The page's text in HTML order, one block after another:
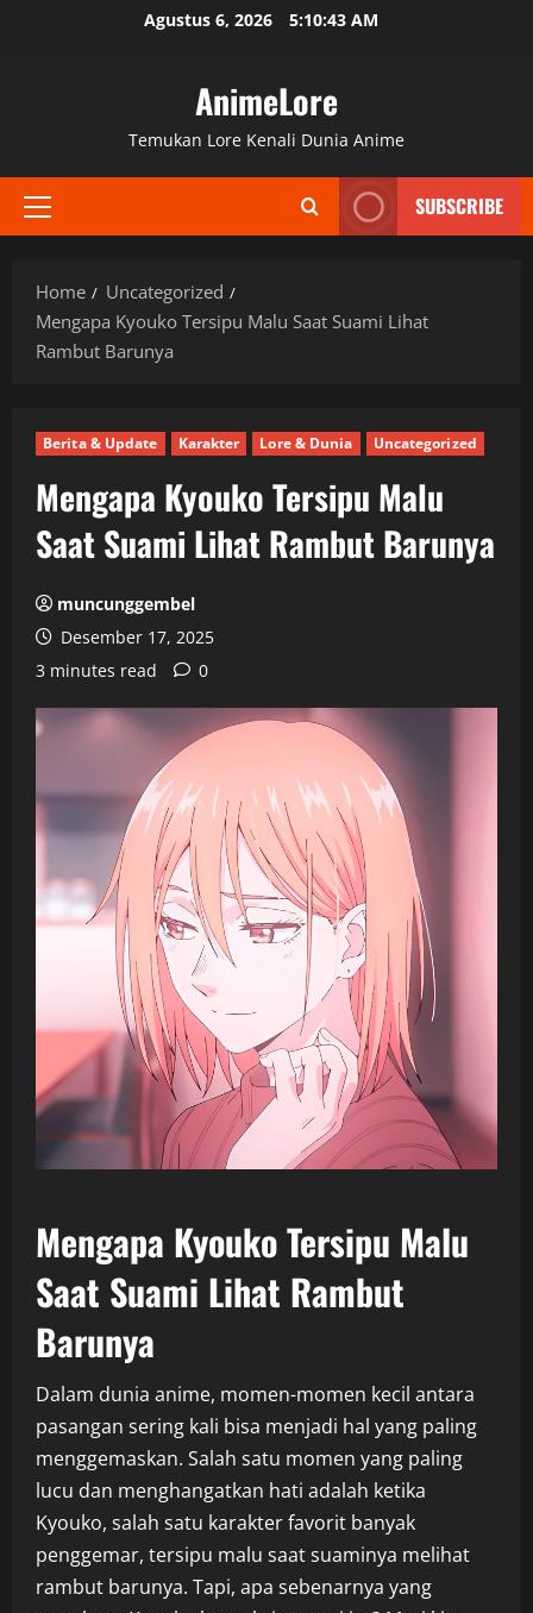
Agustus 6, 2026 5:10:44 AM
AnimeLore
Temukan Lore Kenali Dunia Anime
Primary
SUBSCRIBE
Home
Uncategorized
Mengapa Kyouko Tersipu Malu Saat Suami Lihat
Rambut Barunya
Berita & Update Karakter Lore & Dunia Uncategorized
Mengapa Kyouko Tersipu Malu
Saat Suami Lihat Rambut Barunya
muncunggembel
Desember 17, 2025
3 minutes read
0
Mengapa Kyouko Tersipu Malu
Saat Suami Lihat Rambut
Barunya
Dalam dunia anime, momen-momen kecil antara
pasangan sering kali bisa menjadi hal yang paling
menggemaskan. Salah satu momen yang paling
lucu dan menghangatkan hati adalah ketika
Kyouko, salah satu karakter favorit banyak
penggemar, tersipu malu saat suaminya melihat
rambut barunya. Tapi, apa sebenarnya yang